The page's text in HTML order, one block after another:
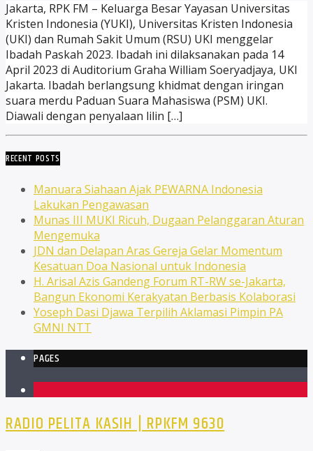
Jakarta, RPK FM – Keluarga Besar Yayasan Universitas
Kristen Indonesia (YUKI), Universitas Kristen Indonesia
(UKI) dan Rumah Sakit Umum (RSU) UKI menggelar
Ibadah Paskah 2023. Ibadah ini dilaksanakan pada 14
April 2023 di Auditorium Graha William Soeryadjaya, UKI
Jakarta. Ibadah berlangsung khidmat dengan iringan
suara merdu Paduan Suara Mahasiswa (PSM) UKI.
Diawali dengan penyalaan lilin […]
RECENT POSTS
Manuara Siahaan Ajak PEWARNA Indonesia
Lakukan Pengawasan
Munas III MUKI Ricuh, Dugaan Pelanggaran Aturan
Mengemuka
JDN dan Delapan Aras Gereja Gelar Momentum
Kesatuan Doa Nasional untuk Indonesia
H. Arisal Azis Gandeng Forum RT-RW se-Jakarta,
Bangun Ekonomi Kerakyatan Berbasis Kolaborasi
Yoseph Dasi Djawa Terpilih Aklamasi Pimpin PA
GMNI NTT
PAGES
RADIO PELITA KASIH | RPKFM 9630